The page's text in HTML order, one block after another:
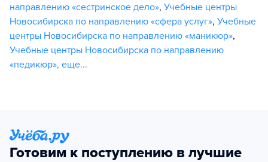
направлению «сестринское дело», Учебные центры
Новосибирска по направлению «сфера услуг», Учебные
центры Новосибирска по направлению «маникюр»,
Учебные центры Новосибирска по направлению
«педикюр», еще...
Готовим к поступлению в лучшие